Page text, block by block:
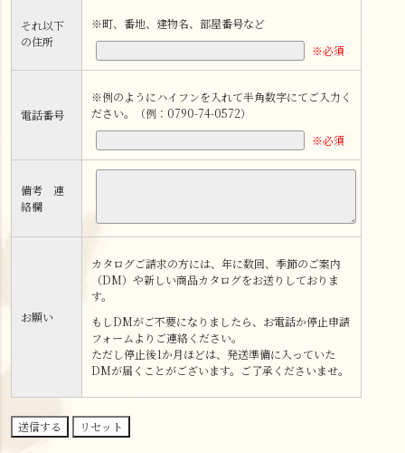
それ以下
の住所
※町、番地、建物名、部屋番号など
※必須
電話番号
※例のようにハイフンを入れて半角数字にてご入力く
ださい。（例：0790-74-0572）
※必須
備考 連
絡欄
お願い
カタログご請求の方には、年に数回、季節のご案内
（DM）や新しい商品カタログをお送りしておりま
す。
もしDMがご不要になりましたら、お電話か停止申請
フォームよりご連絡ください。
ただし停止後1か月ほどは、発送準備に入っていた
DMが届くことがございます。ご了承くださいませ。